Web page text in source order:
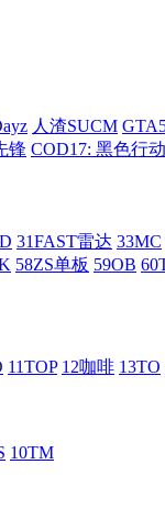
人渣SUCM
锋 COD17: 黑色行
31FAST雷达 33MC
58ZS单板 59OB
11TOP 12咖啡 13TO
10TM